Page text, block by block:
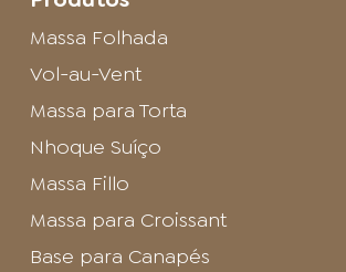
Massa Folhada
Vol-au-Vent
Massa para Torta
Nhoque Suíço
Massa Fillo
Massa para Croissant
Base para Canapés